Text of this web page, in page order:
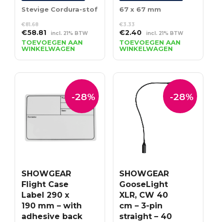
Stevige Cordura-stof
€81.68
Oorspronkelijke
prijs
was:
€81.68.
€58.81Huidige
prijs
is:
€58.81.
incl. 21% BTW
TOEVOEGEN AAN
WINKELWAGEN
67 x 67 mm
€3.33
Oorspronkelijke
prijs
was:
€3.33.
€2.40Huidige
prijs
is:
€2.40.
incl. 21% BTW
TOEVOEGEN AAN
WINKELWAGEN
-28%
SHOWGEAR
Flight Case
Label 290 x
190 mm – with
adhesive back
-28%
SHOWGEAR
GooseLight
XLR, CW 40
cm – 3-pin
straight – 40